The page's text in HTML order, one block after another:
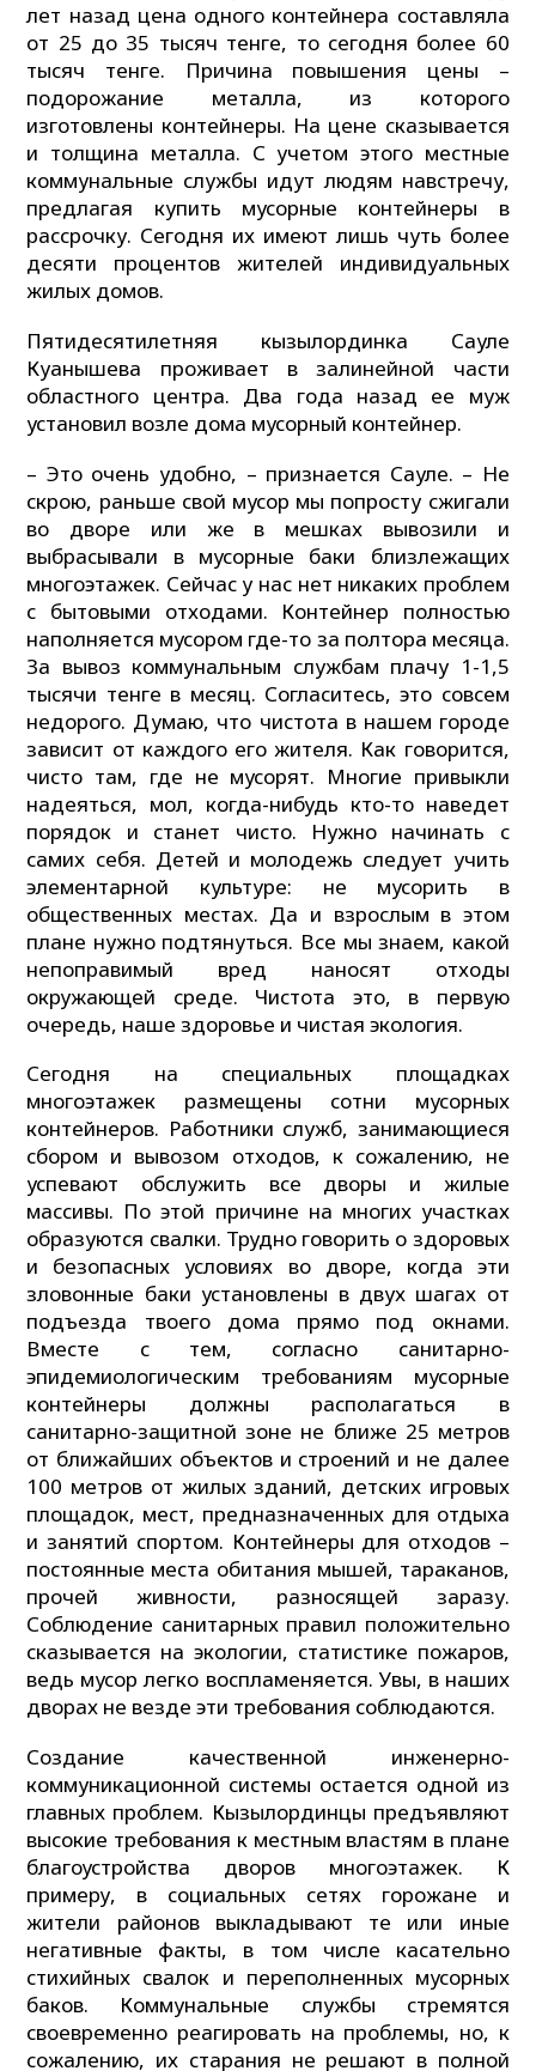
лет назад цена одного контейнера составляла
от 25 до 35 тысяч тенге, то сегодня более 60
тысяч тенге. Причина повышения цены –
подорожание металла, из которого
изготовлены контейнеры. На цене сказывается
и толщина металла. С учетом этого местные
коммунальные службы идут людям навстречу,
предлагая купить мусорные контейнеры в
рассрочку. Сегодня их имеют лишь чуть более
десяти процентов жителей индивидуальных
жилых домов.
Пятидесятилетняя кызылординка Сауле
Куанышева проживает в залинейной части
областного центра. Два года назад ее муж
установил возле дома мусорный контейнер.
– Это очень удобно, – признается Сауле. – Не
скрою, раньше свой мусор мы попросту сжигали
во дворе или же в мешках вывозили и
выбрасывали в мусорные баки близлежащих
многоэтажек. Сейчас у нас нет никаких проблем
с бытовыми отходами. Контейнер полностью
наполняется мусором где-то за полтора месяца.
За вывоз коммунальным службам плачу 1-1,5
тысячи тенге в месяц. Согласитесь, это совсем
недорого. Думаю, что чистота в нашем городе
зависит от каждого его жителя. Как говорится,
чисто там, где не мусорят. Многие привыкли
надеяться, мол, когда-нибудь кто-то наведет
порядок и станет чисто. Нужно начинать с
самих себя. Детей и молодежь следует учить
элементарной культуре: не мусорить в
общественных местах. Да и взрослым в этом
плане нужно подтянуться. Все мы знаем, какой
непоправимый вред наносят отходы
окружающей среде. Чистота это, в первую
очередь, наше здоровье и чистая экология.
Сегодня на специальных площадках
многоэтажек размещены сотни мусорных
контейнеров. Работники служб, занимающиеся
сбором и вывозом отходов, к сожалению, не
успевают обслужить все дворы и жилые
массивы. По этой причине на многих участках
образуются свалки. Трудно говорить о здоровых
и безопасных условиях во дворе, когда эти
зловонные баки установлены в двух шагах от
подъезда твоего дома прямо под окнами.
Вместе с тем, согласно санитарно-
эпидемиологическим требованиям мусорные
контейнеры должны располагаться в
санитарно-защитной зоне не ближе 25 метров
от ближайших объектов и строений и не далее
100 метров от жилых зданий, детских игровых
площадок, мест, предназначенных для отдыха
и занятий спортом. Контейнеры для отходов –
постоянные места обитания мышей, тараканов,
прочей живности, разносящей заразу.
Соблюдение санитарных правил положительно
сказывается на экологии, статистике пожаров,
ведь мусор легко воспламеняется. Увы, в наших
дворах не везде эти требования соблюдаются.
Создание качественной инженерно-
коммуникационной системы остается одной из
главных проблем. Кызылординцы предъявляют
высокие требования к местным властям в плане
благоустройства дворов многоэтажек. К
примеру, в социальных сетях горожане и
жители районов выкладывают те или иные
негативные факты, в том числе касательно
стихийных свалок и переполненных мусорных
баков. Коммунальные службы стремятся
своевременно реагировать на проблемы, но, к
сожалению, их старания не решают в полной